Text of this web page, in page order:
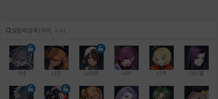
가넷 나딘 나타폰 니아 니키 다니엘